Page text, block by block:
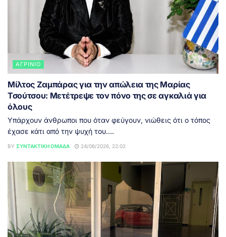
ΑΓΡΊΝΙΟ
Μίλτος Ζαμπάρας για την απώλεια της Μαρίας
Τσούτσου: Μετέτρεψε τον πόνο της σε αγκαλιά για
όλους
Υπάρχουν άνθρωποι που όταν φεύγουν, νιώθεις ότι ο τόπος
έχασε κάτι από την ψυχή του....
BY ΣΥΝΤΑΚΤΙΚΉ ΟΜΆΔΑ 24/06/2026, 22:02